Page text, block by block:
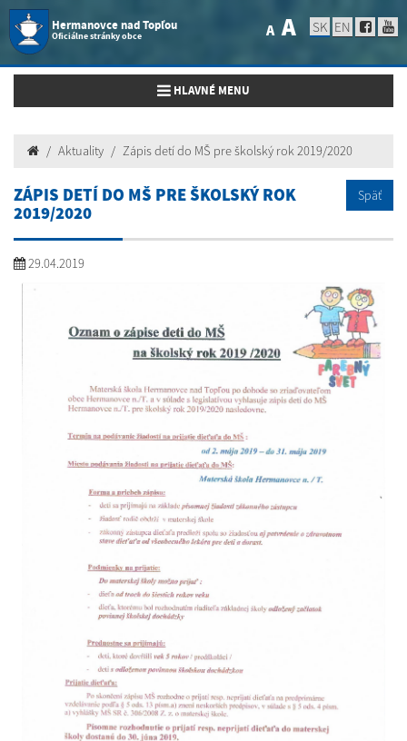
Hermanovce nad Topľou
Oficiálne stránky obce A A SK EN
Toggle navigation
HLAVNÉ MENU
Aktuality Zápis detí do MŠ pre školský rok 2019/2020
ZÁPIS DETÍ DO MŠ PRE ŠKOLSKÝ ROK
2019/2020
Späť
29.04.2019